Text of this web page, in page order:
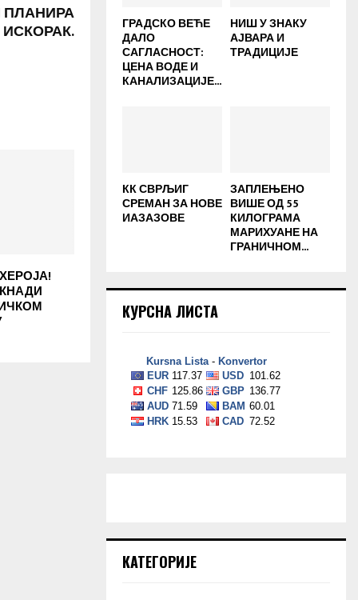
ГРАДСКО ВЕЋЕ
ДАЛО
САГЛАСНОСТ:
ЦЕНА ВОДЕ И
КАНАЛИЗАЦИЈЕ...
НИШ У ЗНАКУ
АЈВАРА И
ТРАДИЦИЈЕ
КК СВРЉИГ
СРЕМАН ЗА НОВЕ
ИАЗАЗОВЕ
ЗАПЛЕЊЕНО
ВИШЕ ОД 55
КИЛОГРАМА
МАРИХУАНЕ НА
ГРАНИЧНОМ...
КУРСНА ЛИСТА
КАТЕГОРИЈЕ